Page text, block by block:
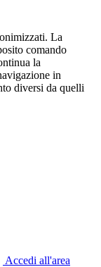
La
comando
la
in
diversi da quelli
Accedi all'area